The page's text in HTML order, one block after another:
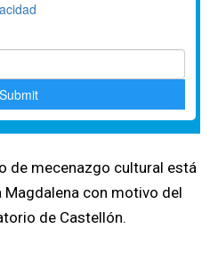
de mecenazgo cultural está
con motivo del
de Castellón.